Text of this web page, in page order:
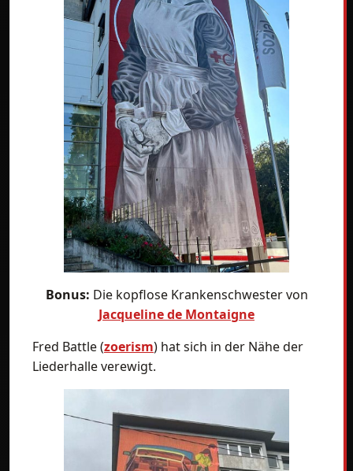
Bonus: Die kopflose Krankenschwester von
Jacqueline de Montaigne
Fred Battle (zoerism) hat sich in der Nähe der
Liederhalle verewigt.